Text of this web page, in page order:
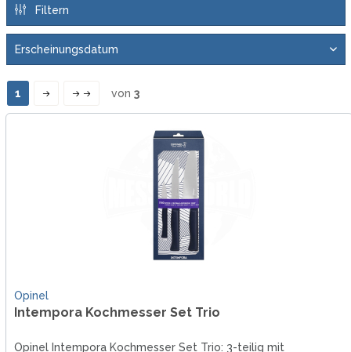
Filtern
1 von 3
Opinel
Intempora Kochmesser Set Trio
Opinel Intempora Kochmesser Set Trio: 3-teilig mit